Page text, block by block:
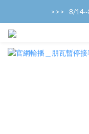
>>>   產
>>>   8/